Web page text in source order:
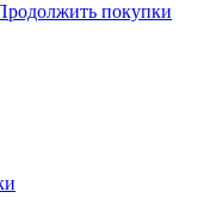
покупки